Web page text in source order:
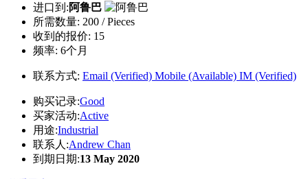
进口到:阿鲁巴
所需数量: 200 / Pieces
收到的报价: 15
频率: 6个月
联系方式: Email (Verified) Mobile (Available) IM (Verified)
购买记录:Good
买家活动:Active
用途:Industrial
联系人:Andrew Chan
到期日期:13 May 2020